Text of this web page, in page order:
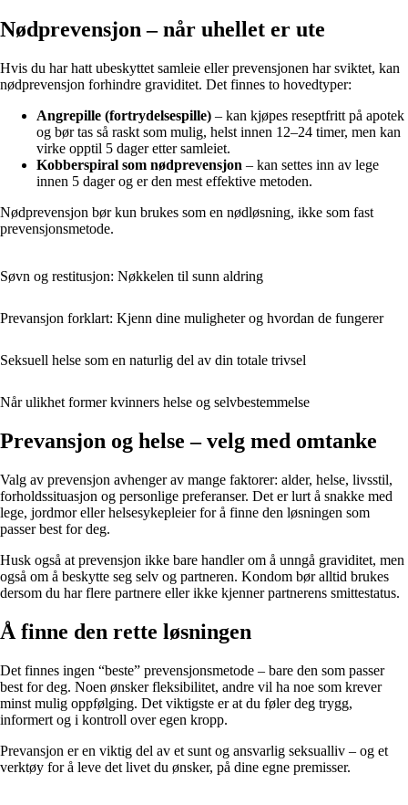
Nødprevensjon – når uhellet er ute
Hvis du har hatt ubeskyttet samleie eller prevensjonen har sviktet, kan
nødprevensjon forhindre graviditet. Det finnes to hovedtyper:
Angrepille (fortrydelsespille) – kan kjøpes reseptfritt på apotek
og bør tas så raskt som mulig, helst innen 12–24 timer, men kan
virke opptil 5 dager etter samleiet.
Kobberspiral som nødprevensjon – kan settes inn av lege
innen 5 dager og er den mest effektive metoden.
Nødprevensjon bør kun brukes som en nødløsning, ikke som fast
prevensjonsmetode.
Søvn og restitusjon: Nøkkelen til sunn aldring
Prevansjon forklart: Kjenn dine muligheter og hvordan de fungerer
Seksuell helse som en naturlig del av din totale trivsel
Når ulikhet former kvinners helse og selvbestemmelse
Prevansjon og helse – velg med omtanke
Valg av prevensjon avhenger av mange faktorer: alder, helse, livsstil,
forholdssituasjon og personlige preferanser. Det er lurt å snakke med
lege, jordmor eller helsesykepleier for å finne den løsningen som
passer best for deg.
Husk også at prevensjon ikke bare handler om å unngå graviditet, men
også om å beskytte seg selv og partneren. Kondom bør alltid brukes
dersom du har flere partnere eller ikke kjenner partnerens smittestatus.
Å finne den rette løsningen
Det finnes ingen “beste” prevensjonsmetode – bare den som passer
best for deg. Noen ønsker fleksibilitet, andre vil ha noe som krever
minst mulig oppfølging. Det viktigste er at du føler deg trygg,
informert og i kontroll over egen kropp.
Prevansjon er en viktig del av et sunt og ansvarlig seksualliv – og et
verktøy for å leve det livet du ønsker, på dine egne premisser.